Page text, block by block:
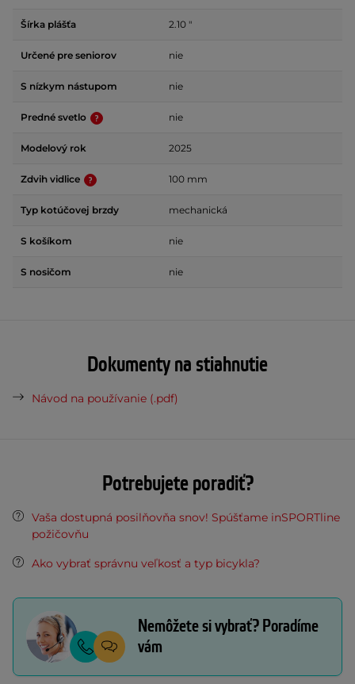
Šírka plášťa 2.10 "
Určené pre seniorov nie
S nízkym nástupom nie
Predné svetlo nie
Modelový rok 2025
Zdvih vidlice 100 mm
Typ kotúčovej brzdy mechanická
S košíkom nie
S nosičom nie
Dokumenty na stiahnutie
Návod na používanie (.pdf)
Potrebujete poradiť?
Vaša dostupná posilňovňa snov! Spúšťame inSPORTline
požičovňu
Ako vybrať správnu veľkosť a typ bicykla?
Nemôžete si vybrať? Poradíme
vám